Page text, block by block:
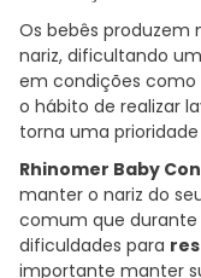
Os bebês produzem
nariz, dificultando
em condições como
o hábito de realizar
torna uma prioridade
Rhinomer Baby
manter o nariz do
comum que durante
dificuldades para
importante manter